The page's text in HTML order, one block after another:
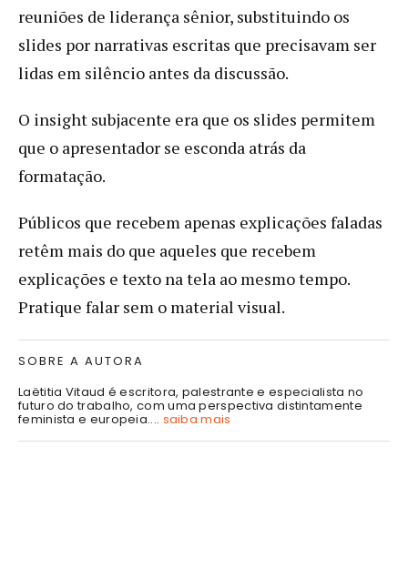
reuniões de liderança sênior, substituindo os
slides por narrativas escritas que precisavam ser
lidas em silêncio antes da discussão.
O insight subjacente era que os slides permitem
que o apresentador se esconda atrás da
formatação.
Públicos que recebem apenas explicações faladas
retêm mais do que aqueles que recebem
explicações e texto na tela ao mesmo tempo.
Pratique falar sem o material visual.
SOBRE A AUTORA
Laëtitia Vitaud é escritora, palestrante e especialista no
futuro do trabalho, com uma perspectiva distintamente
feminista e europeia.... saiba mais